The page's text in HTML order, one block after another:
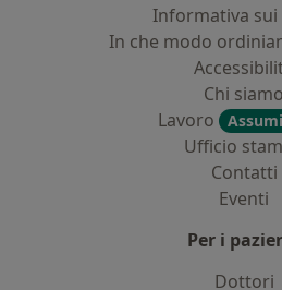
Informativa sui
In che modo
Chi siamo
Lavoro
Ufficio
Contatti
Eventi
Per i
Dottori